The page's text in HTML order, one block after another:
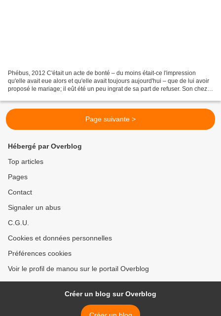
Phébus, 2012 C'était un acte de bonté – du moins était-ce l'impression
qu'elle avait eue alors et qu'elle avait toujours aujourd'hui – que de lui avoir
proposé le mariage; il eût été un peu ingrat de sa part de refuser. Son chez-
Page suivante >
Hébergé par Overblog
Top articles
Pages
Contact
Signaler un abus
C.G.U.
Cookies et données personnelles
Préférences cookies
Voir le profil de manou sur le portail Overblog
Créer un blog sur Overblog